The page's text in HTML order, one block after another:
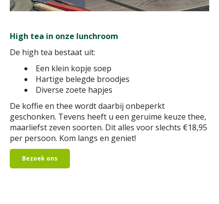
High tea in onze lunchroom
De high tea bestaat uit:
Een klein kopje soep
Hartige belegde broodjes
Diverse zoete hapjes
De koffie en thee wordt daarbij onbeperkt
geschonken. Tevens heeft u een geruime keuze thee,
maarliefst zeven soorten. Dit alles voor slechts €18,95
per persoon. Kom langs en geniet!
Bezoek ons